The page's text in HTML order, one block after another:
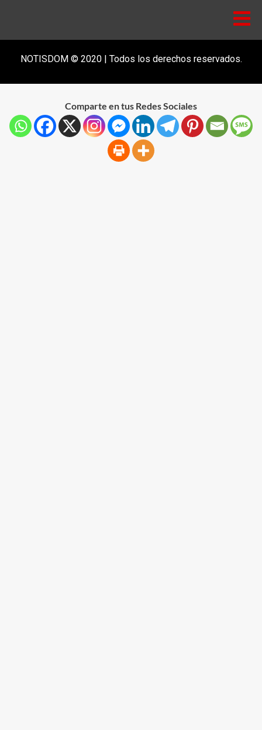
NOTISDOM © 2020 | Todos los derechos reservados.
Comparte en tus Redes Sociales